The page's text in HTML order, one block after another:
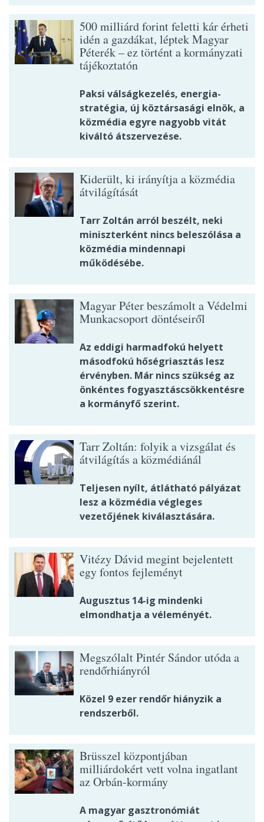
500 milliárd forint feletti kár érheti
idén a gazdákat, léptek Magyar
Péterék – ez történt a kormányzati
tájékoztatón
Paksi válságkezelés, energia-
stratégia, új köztársasági elnök, a
közmédia egyre nagyobb vitát
kiváltó átszervezése.
Kiderült, ki irányítja a közmédia
átvilágítását
Tarr Zoltán arról beszélt, neki
miniszterként nincs beleszólása a
közmédia mindennapi
működésébe.
Magyar Péter beszámolt a Védelmi
Munkacsoport döntéseiről
Az eddigi harmadfokú helyett
másodfokú hőségriasztás lesz
érvényben. Már nincs szükség az
önkéntes fogyasztáscsökkentésre
a kormányfő szerint.
Tarr Zoltán: folyik a vizsgálat és
átvilágítás a közmédiánál
Teljesen nyílt, átlátható pályázat
lesz a közmédia végleges
vezetőjének kiválasztására.
Vitézy Dávid megint bejelentett
egy fontos fejleményt
Augusztus 14-ig mindenki
elmondhatja a véleményét.
Megszólalt Pintér Sándor utóda a
rendőrhiányról
Közel 9 ezer rendőr hiányzik a
rendszerből.
Brüsszel központjában
milliárdokért vett volna ingatlant
az Orbán-kormány
A magyar gasztronómiát